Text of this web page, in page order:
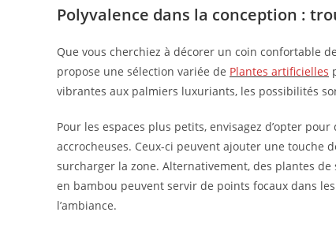
Polyvalence dans la conception :
Que vous cherchiez à décorer un coin confortable
propose une sélection variée de Plantes artificielles
vibrantes aux palmiers luxuriants, les possibilités
Pour les espaces plus petits, envisagez d’opter
accrocheuses. Ceux-ci peuvent ajouter une touche
surcharger la zone. Alternativement, des plantes
en bambou peuvent servir de points focaux dans
l’ambiance.